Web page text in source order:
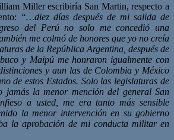
Miller escribiría San Martin, respecto a
“…diez días después de mi salida de
del Perú no solo me concedió una
me colmó de honores que yo no creía
de la República Argentina, después de
y Maipú me honraron igualmente con
y aun las de Colombia y México
de estos Estados. Solo las legislaturas de
jamás la menor mención del general San
a usted, me era tanto más sensible
la menor intervención en su gobierno
la aprobación de mi conducta militar en